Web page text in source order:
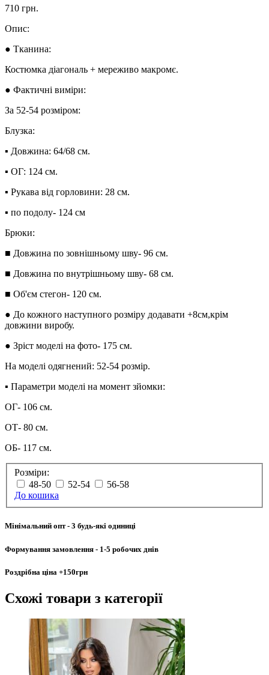
710 грн.
Опис:
● Тканина:
Костюмка діагональ + мереживо макромє.
● Фактичні виміри:
За 52-54 розміром:
Блузка:
▪︎ Довжина: 64/68 см.
▪︎ ОГ: 124 см.
▪︎ Рукава від горловини: 28 см.
▪︎ по подолу- 124 см
Брюки:
■ Довжина по зовнішньому шву- 96 см.
■ Довжина по внутрішньому шву- 68 см.
■ Об'єм стегон- 120 см.
● До кожного наступного розміру додавати +8см,крім
довжини виробу.
● Зріст моделі на фото- 175 см.
На моделі одягнений: 52-54 розмір.
▪︎ Параметри моделі на момент зйомки:
ОГ- 106 см.
ОТ- 80 см.
ОБ- 117 см.
Розміри:
48-50
52-54
56-58
До кошика
Мінімальний опт- 3 будь-які одиниці
Формування замовлення - 1-5 робочих днів
Роздрібна ціна +150грн
Схожі товари з категорії